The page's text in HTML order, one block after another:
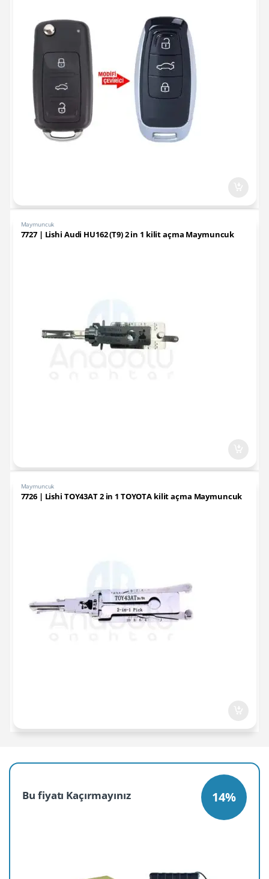
Maymuncuk
7727 | Lishi Audi HU162 (T9) 2 in 1 kilit açma Maymuncuk
Maymuncuk
7726 | Lishi TOY43AT 2 in 1 TOYOTA kilit açma Maymuncuk
Bu fiyatı Kaçırmayınız 14%